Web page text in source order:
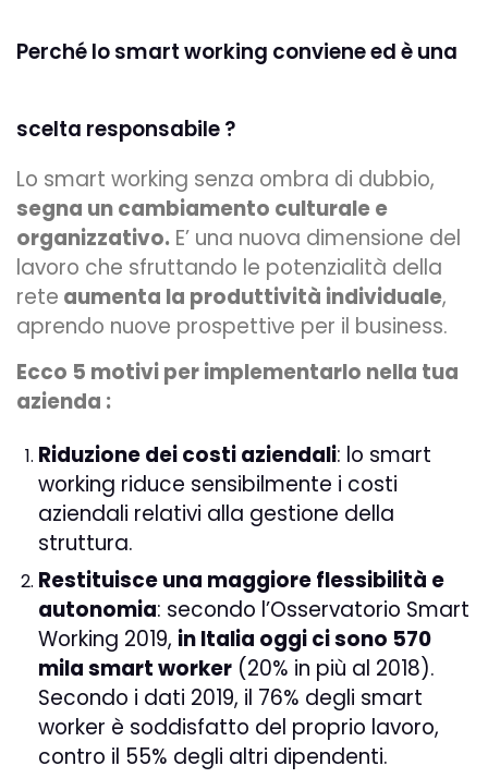
Perché lo smart working conviene ed è una
scelta responsabile ?
Lo smart working senza ombra di dubbio,
segna un cambiamento culturale e
organizzativo. E’ una nuova dimensione del
lavoro che sfruttando le potenzialità della
rete aumenta la produttività individuale,
aprendo nuove prospettive per il business.
Ecco 5 motivi per implementarlo nella tua
azienda :
Riduzione dei costi aziendali: lo smart
working riduce sensibilmente i costi
aziendali relativi alla gestione della
struttura.
Restituisce una maggiore flessibilità e
autonomia: secondo l’Osservatorio Smart
Working 2019, in Italia oggi ci sono 570
mila smart worker (20% in più al 2018).
Secondo i dati 2019, il 76% degli smart
worker è soddisfatto del proprio lavoro,
contro il 55% degli altri dipendenti.